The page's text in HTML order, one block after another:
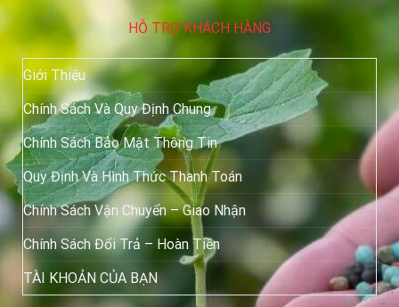
HỖ TRỢ KHÁCH HÀNG
Giới Thiệu
Chính Sách Và Quy Định Chung
Chính Sách Bảo Mật Thông Tin
Quy Định Và Hình Thức Thanh Toán
Chính Sách Vận Chuyển – Giao Nhận
Chính Sách Đổi Trả – Hoàn Tiền
TÀI KHOẢN CỦA BẠN